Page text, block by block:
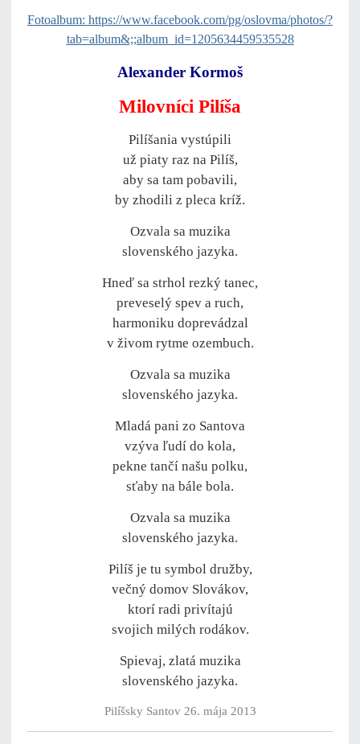
Fotoalbum: https://www.facebook.com/pg/oslovma/photos/?
tab=album&;;album_id=1205634459535528
Alexander Kormoš
Milovníci Pilíša
Pilíšania vystúpili
už piaty raz na Pilíš,
aby sa tam pobavili,
by zhodili z pleca kríž.
Ozvala sa muzika
slovenského jazyka.
Hneď sa strhol rezký tanec,
preveselý spev a ruch,
harmoniku doprevádzal
v živom rytme ozembuch.
Ozvala sa muzika
slovenského jazyka.
Mladá pani zo Santova
vzýva ľudí do kola,
pekne tančí našu polku,
sťaby na bále bola.
Ozvala sa muzika
slovenského jazyka.
Pilíš je tu symbol družby,
večný domov Slovákov,
ktorí radi privítajú
svojich milých rodákov.
Spievaj, zlatá muzika
slovenského jazyka.
Pilíšsky Santov 26. mája 2013